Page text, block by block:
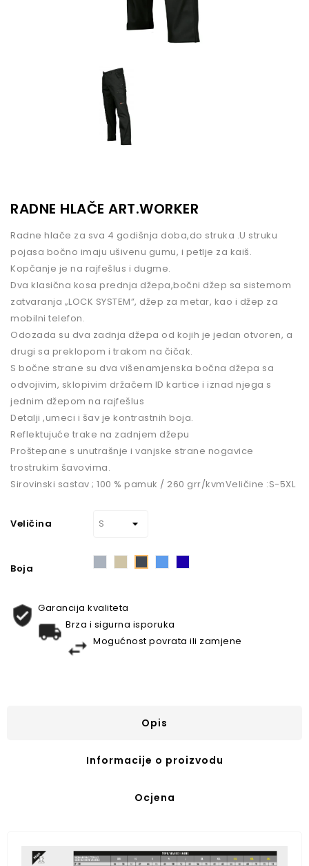
RADNE HLAČE ART.WORKER
Radne hlače za sva 4 godišnja doba,do struka .U struku
pojasa bočno imaju ušivenu gumu, i petlje za kaiš.
Kopčanje je na rajfešlus i dugme.
Dva klasična kosa prednja džepa,bočni džep sa sistemom
zatvaranja „LOCK SYSTEM”, džep za metar, kao i džep za
mobilni telefon.
Odozada su dva zadnja džepa od kojih je jedan otvoren, a
drugi sa preklopom i trakom na čičak.
S bočne strane su dva višenamjenska bočna džepa sa
odvojivim, sklopivim držačem ID kartice i iznad njega s
jednim džepom na rajfešlus
Detalji ,umeci i šav je kontrastnih boja.
Reflektujuće trake na zadnjem džepu
Proštepane s unutrašnje i vanjske strane nogavice
trostrukim šavovima.
Sirovinski sastav ; 100 % pamuk / 260 grr/kvmVeličine :S-5XL
Veličina
Boja
SivoTaupeCrnaPlavaTamno
Garancija kvaliteta
Brza i sigurna isporuka
Mogućnost povrata ili zamjene
Opis
Informacije o proizvodu
Ocjena